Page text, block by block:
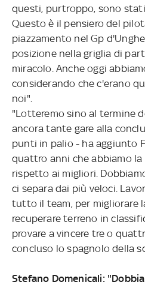
questi, purtroppo, sono
Questo è il pensiero del
piazzamento nel Gp
posizione nella griglia di
miracolo. Anche oggi
considerando che c'erano
noi".
"Lotteremo sino al termine
ancora tante gare alla
punti in palio - ha aggiunto
quattro anni che abbiamo
rispetto ai migliori.
ci separa dai più veloci.
tutto il team, per migliorare
recuperare terreno in
provare a vincere tre o
concluso lo spagnolo della
Stefano Domenicali: